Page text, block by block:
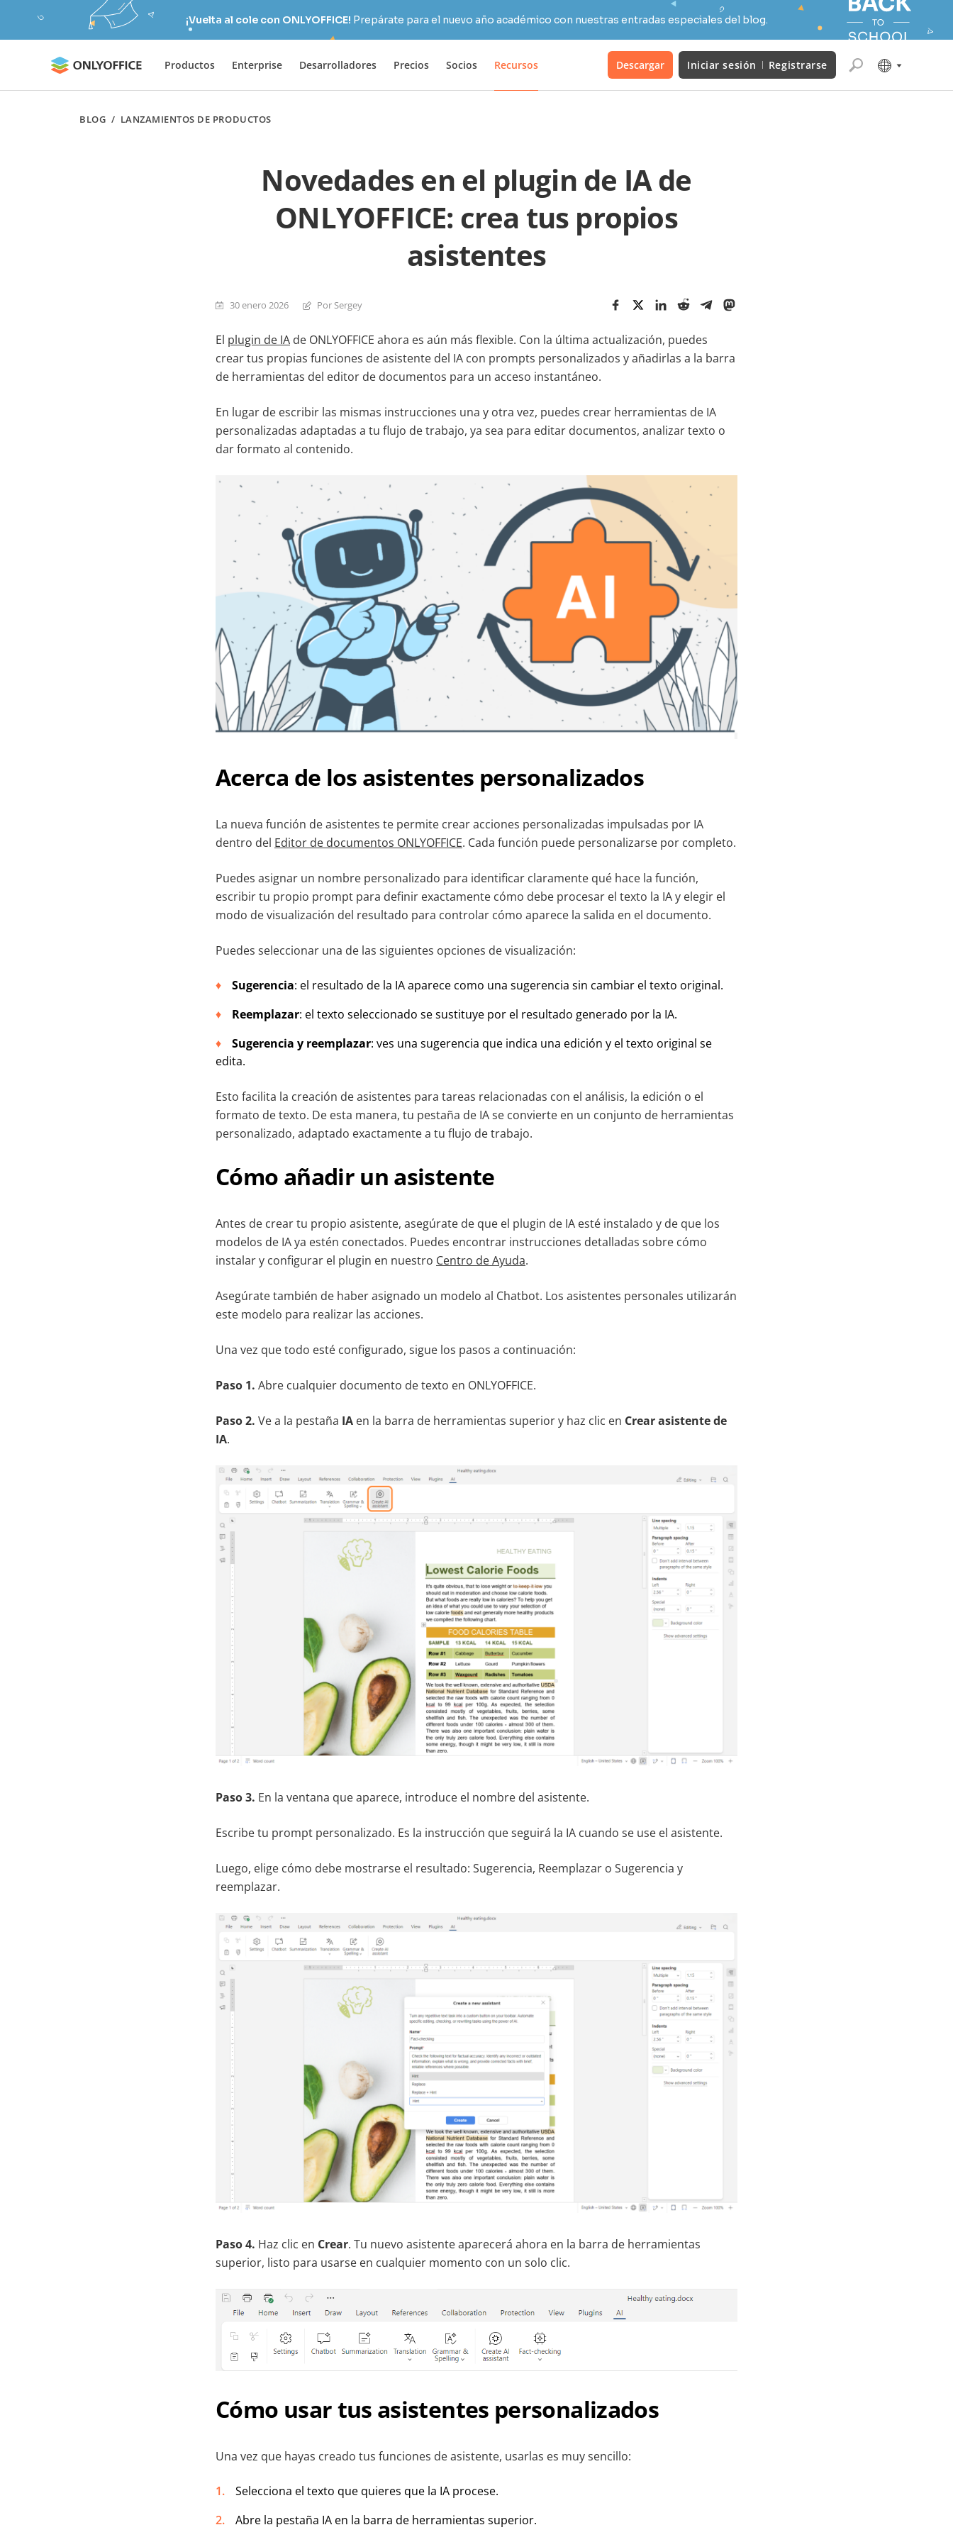
¡Vuelta al cole con ONLYOFFICE! Prepárate para el nuevo año académico con nuestras entradas especiales del blog.
Productos Enterprise Desarrolladores Precios Socios Recursos Descargar Iniciar sesión Registrarse
BLOG / LANZAMIENTOS DE PRODUCTOS
Novedades en el plugin de IA de
ONLYOFFICE: crea tus propios
asistentes
30 enero 2026 Por Sergey
El plugin de IA de ONLYOFFICE ahora es aún más flexible. Con la última actualización, puedes
crear tus propias funciones de asistente del IA con prompts personalizados y añadirlas a la barra
de herramientas del editor de documentos para un acceso instantáneo.
En lugar de escribir las mismas instrucciones una y otra vez, puedes crear herramientas de IA
personalizadas adaptadas a tu flujo de trabajo, ya sea para editar documentos, analizar texto o
dar formato al contenido.
Acerca de los asistentes personalizados
La nueva función de asistentes te permite crear acciones personalizadas impulsadas por IA
dentro del Editor de documentos ONLYOFFICE. Cada función puede personalizarse por completo.
Puedes asignar un nombre personalizado para identificar claramente qué hace la función,
escribir tu propio prompt para definir exactamente cómo debe procesar el texto la IA y elegir el
modo de visualización del resultado para controlar cómo aparece la salida en el documento.
Puedes seleccionar una de las siguientes opciones de visualización:
Sugerencia: el resultado de la IA aparece como una sugerencia sin cambiar el texto original.
Reemplazar: el texto seleccionado se sustituye por el resultado generado por la IA.
Sugerencia y reemplazar: ves una sugerencia que indica una edición y el texto original se
edita.
Esto facilita la creación de asistentes para tareas relacionadas con el análisis, la edición o el
formato de texto. De esta manera, tu pestaña de IA se convierte en un conjunto de herramientas
personalizado, adaptado exactamente a tu flujo de trabajo.
Cómo añadir un asistente
Antes de crear tu propio asistente, asegúrate de que el plugin de IA esté instalado y de que los
modelos de IA ya estén conectados. Puedes encontrar instrucciones detalladas sobre cómo
instalar y configurar el plugin en nuestro Centro de Ayuda.
Asegúrate también de haber asignado un modelo al Chatbot. Los asistentes personales utilizarán
este modelo para realizar las acciones.
Una vez que todo esté configurado, sigue los pasos a continuación:
Paso 1. Abre cualquier documento de texto en ONLYOFFICE.
Paso 2. Ve a la pestaña IA en la barra de herramientas superior y haz clic en Crear asistente de
IA.
Paso 3. En la ventana que aparece, introduce el nombre del asistente.
Escribe tu prompt personalizado. Es la instrucción que seguirá la IA cuando se use el asistente.
Luego, elige cómo debe mostrarse el resultado: Sugerencia, Reemplazar o Sugerencia y
reemplazar.
Paso 4. Haz clic en Crear. Tu nuevo asistente aparecerá ahora en la barra de herramientas
superior, listo para usarse en cualquier momento con un solo clic.
Cómo usar tus asistentes personalizados
Una vez que hayas creado tus funciones de asistente, usarlas es muy sencillo:
Selecciona el texto que quieres que la IA procese.
Abre la pestaña IA en la barra de herramientas superior.